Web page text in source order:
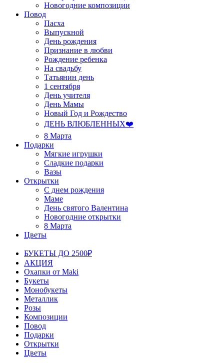
Новогодние композиции
Повод
Пасха
Выпускной
День рождения
Признание в любви
Рождение ребенка
На свадьбу
Татьянин день
1 сентября
День учителя
День Мамы
Новый Год и Рождество
ДЕНЬ ВЛЮБЛЕННЫХ❤️
8 Марта
Подарки
Мягкие игрушки
Сладкие подарки
Вазы
Открытки
С днем рождения
Маме
День святого Валентина
Новогодние открытки
8 Марта
Цветы
БУКЕТЫ ДО 2500₽
АКЦИЯ
Охапки от Maki
Букеты
Монобукеты
Металлик
Розы
Композиции
Повод
Подарки
Открытки
Цветы